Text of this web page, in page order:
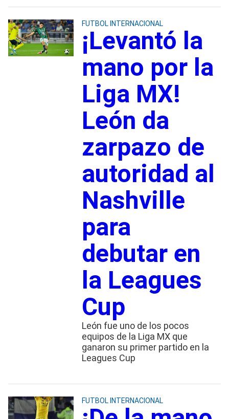
FUTBOL INTERNACIONAL
¡Levantó la
mano por la
Liga MX!
León da
zarpazo de
autoridad al
Nashville
para
debutar en
la Leagues
Cup
León fue uno de los pocos
equipos de la Liga MX que
ganaron su primer partido en la
Leagues Cup
FUTBOL INTERNACIONAL